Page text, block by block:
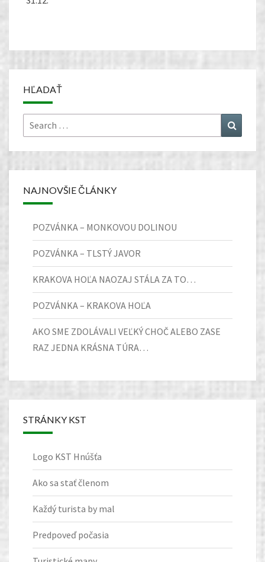
HĽADAŤ
Search
for:
NAJNOVŠIE ČLÁNKY
POZVÁNKA – MONKOVOU DOLINOU
POZVÁNKA – TLSTÝ JAVOR
KRAKOVA HOĽA NAOZAJ STÁLA ZA TO…
POZVÁNKA – KRAKOVA HOĽA
AKO SME ZDOLÁVALI VEĽKÝ CHOČ ALEBO ZASE
RAZ JEDNA KRÁSNA TÚRA…
STRÁNKY KST
Logo KST Hnúšťa
Ako sa stať členom
Každý turista by mal
Predpoveď počasia